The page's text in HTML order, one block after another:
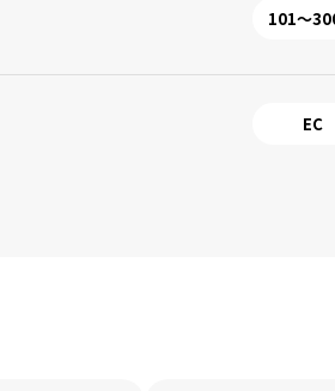
101～
EC
小売業
小売業